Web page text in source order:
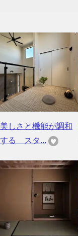
美しさと機能が調和
する スタ...